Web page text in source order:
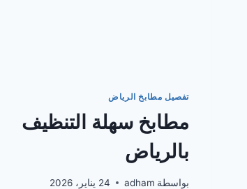
تفصيل مطابخ الرياض
مطابخ سهلة التنظيف
بالرياض
بواسطة adham 24 يناير، 2026